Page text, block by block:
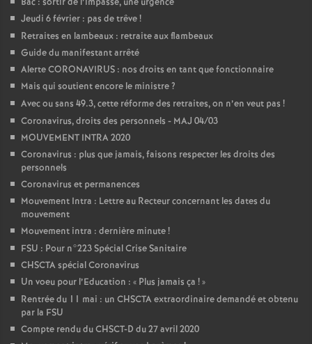
Jeudi 6 février : pas de trêve!
Retraites en lambeaux : retraite aux flambeaux
Guide du manifestant arrêté
Alerte CORONAVIRUS : nos droits en tant que fonctionnaire
Mais qui soutient encore le ministre?
Avec ou sans 49.3, cette réforme des retraites, on n’en veut pas !
Coronavirus, droits des personnels - MAJ 04/03
MOUVEMENT INTRA 2020
Coronavirus : plus que jamais, faisons respecter les droits des
personnels
Coronavirus et permanences
Mouvement Intra : Lettre au Recteur concernant les dates du
mouvement
Mouvement intra : dernière minute!
FSU : Pour n°223 Spécial Crise Sanitaire
CHSCTA spécial Coronavirus
Un voeu pour l’Education : « Plus jamais ça !»
Rentrée du 11 mai : un CHSCTA extraordinaire demandé et obtenu
par la FSU
Compte rendu du CHSCT-D du 27 avril 2020